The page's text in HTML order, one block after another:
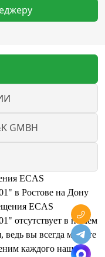
GMBH
ECAS
в Ростове на Дону
ECAS
отсутствует в нашем
ведь вы всегда можете
каждого нашего